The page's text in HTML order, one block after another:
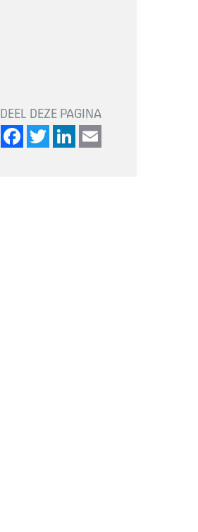
DEEL DEZE PAGINA
FacebookTwitterLinkedIn